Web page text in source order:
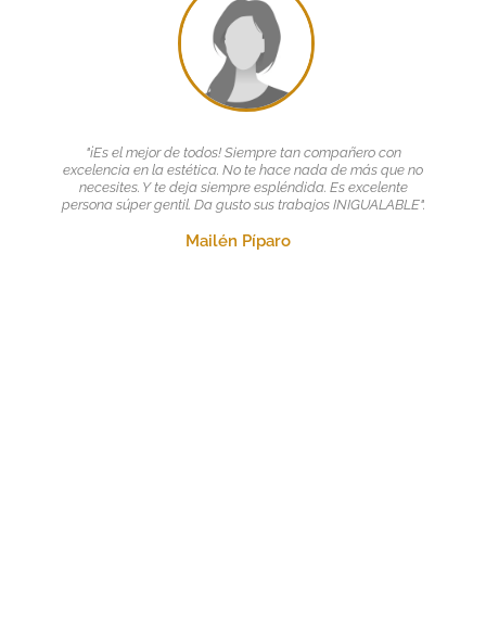
"¡Es el mejor de todos! Siempre tan compañero con
excelencia en la estética. No te hace nada de más que no
necesites. Y te deja siempre espléndida. Es excelente
persona súper gentil. Da gusto sus trabajos INIGUALABLE".
Mailén Píparo